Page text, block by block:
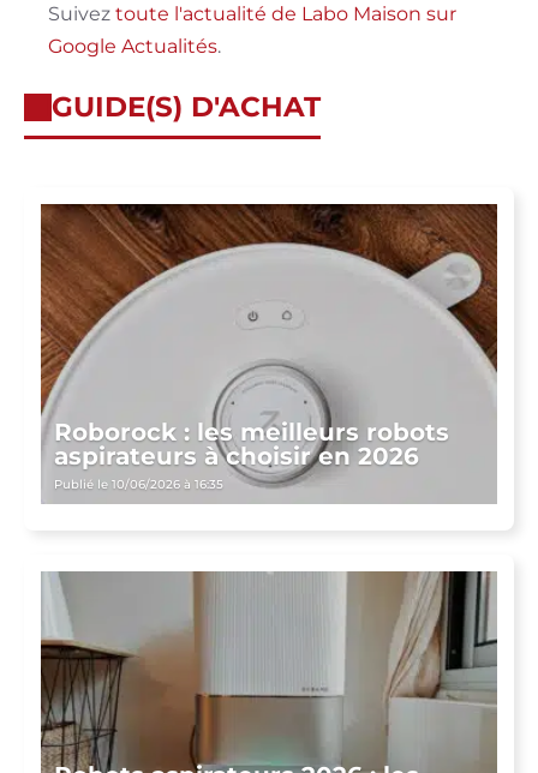
Suivez toute l'actualité de Labo Maison sur
Google Actualités.
GUIDE(S) D'ACHAT
Roborock : les meilleurs robots
aspirateurs à choisir en 2026
Publié le 10/06/2026 à 16:35